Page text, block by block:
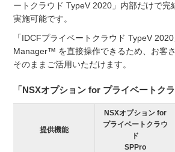
ートクラウド TypeV 2020」内部だけで完
実施可能です。
「IDCFプライベートクラウド TypeV
Manager™ を直接操作できるため、お客
そのままご活用いただけます。
「NSXオプション for プライベートク
提供機能
NSXオプション for
プライベートクラウ
ド
SPPro